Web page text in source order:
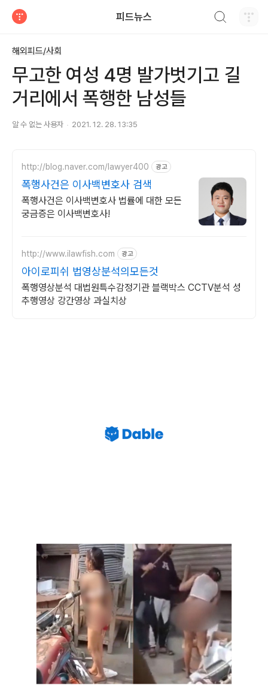
피드뉴스
해외피드/사회
무고한 여성 4명 발가벗기고 길
거리에서 폭행한 남성들
알 수 없는 사용자 2021. 12. 28. 13:35
http://blog.naver.com/lawyer400 광고
폭행사건은 이사백변호사 검색
폭행사건은 이사백변호사 법률에 대한 모든
궁금증은 이사백변호사!
http://www.ilawfish.com 광고
아이로피쉬 법영상분석의모든것
폭행영상분석 대법원특수감정기관 블랙박스 CCTV분석 성
추행영상 강간영상 과실치상